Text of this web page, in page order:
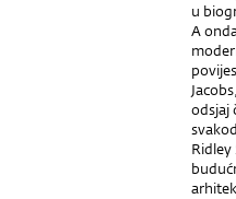
u
A
odsjaj